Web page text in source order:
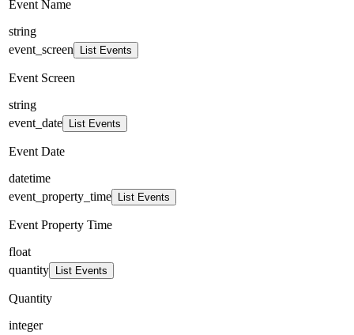
Event Name
string
event_screen
List Events
Event Screen
string
event_date
List Events
Event Date
datetime
event_property_time
List Events
Event Property Time
float
quantity
List Events
Quantity
integer